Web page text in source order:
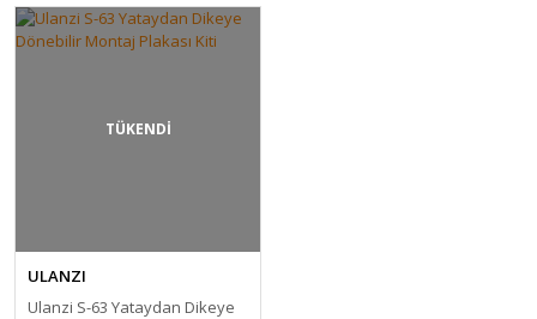
TÜKENDİ
ULANZI
Ulanzi S-63 Yataydan Dikeye